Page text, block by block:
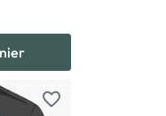
favorite_border